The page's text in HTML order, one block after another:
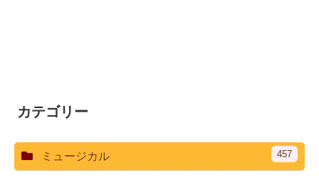
カテゴリー
ミュージカル 457